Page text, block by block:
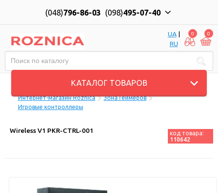
(048)796-86-03 (098)495-07-40
UA|
RU
0 0
КАТАЛОГ ТОВАРОВ
Интернет-магазин Roznica
Зона Геймеров
Игровые контроллеры
Wireless V1 PKR-CTRL-001
код товара:
110642